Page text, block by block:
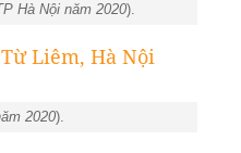
Hà Nội năm 2020).
2020).